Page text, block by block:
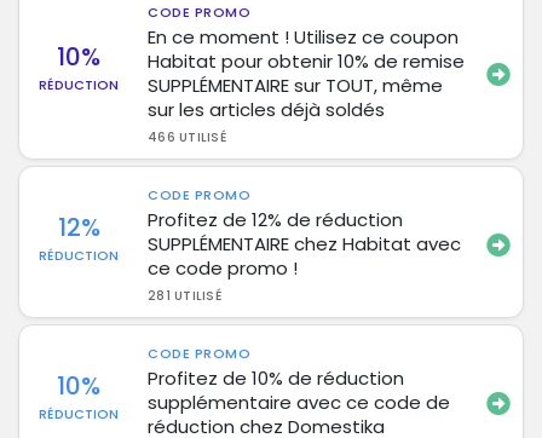
10%
RÉDUCTION
CODE PROMO
En ce moment ! Utilisez ce coupon
Habitat pour obtenir 10% de remise
SUPPLÉMENTAIRE sur TOUT, même
sur les articles déjà soldés
466 UTILISÉ
12%
RÉDUCTION
CODE PROMO
Profitez de 12% de réduction
SUPPLÉMENTAIRE chez Habitat avec
ce code promo !
281 UTILISÉ
10%
RÉDUCTION
CODE PROMO
Profitez de 10% de réduction
supplémentaire avec ce code de
réduction chez Domestika